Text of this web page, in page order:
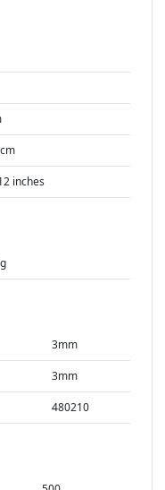
inches
3mm
3mm
480210